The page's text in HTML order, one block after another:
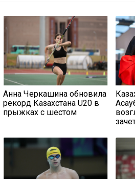
Анна Черкашина обновила
рекорд Казахстана U20 в
прыжках с шестом